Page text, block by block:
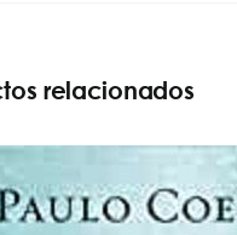
relacionados